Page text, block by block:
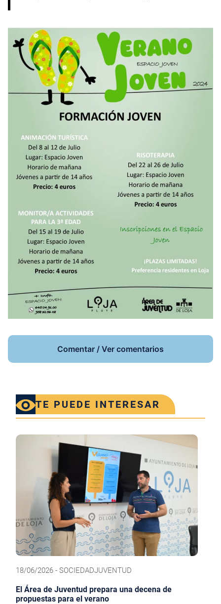
Comentar / Ver comentarios
TE PUEDE INTERESAR
18/06/2026 - SOCIEDADJUVENTUD
El Área de Juventud prepara una decena de
propuestas para el verano